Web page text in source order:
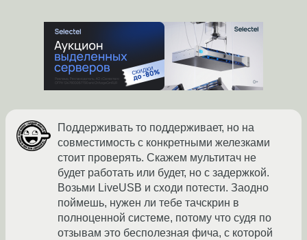
Поддерживать то поддерживает, но на
совместимость с конкретными железками
стоит проверять. Скажем мультитач не
будет работать или будет, но с задержкой.
Возьми LiveUSB и сходи потести. Заодно
поймешь, нужен ли тебе тачскрин в
полноценной системе, потому что судя по
отзывам это бесполезная фича, с которой